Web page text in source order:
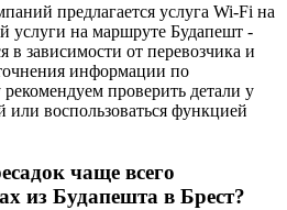
предлагается услуга Wi-Fi на
услуги на маршруте Будапешт -
в зависимости от перевозчика и
информации по
проверить детали у
воспользоваться функцией
чаще всего
из Будапешта в Брест?